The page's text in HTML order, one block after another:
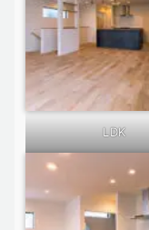
LDK